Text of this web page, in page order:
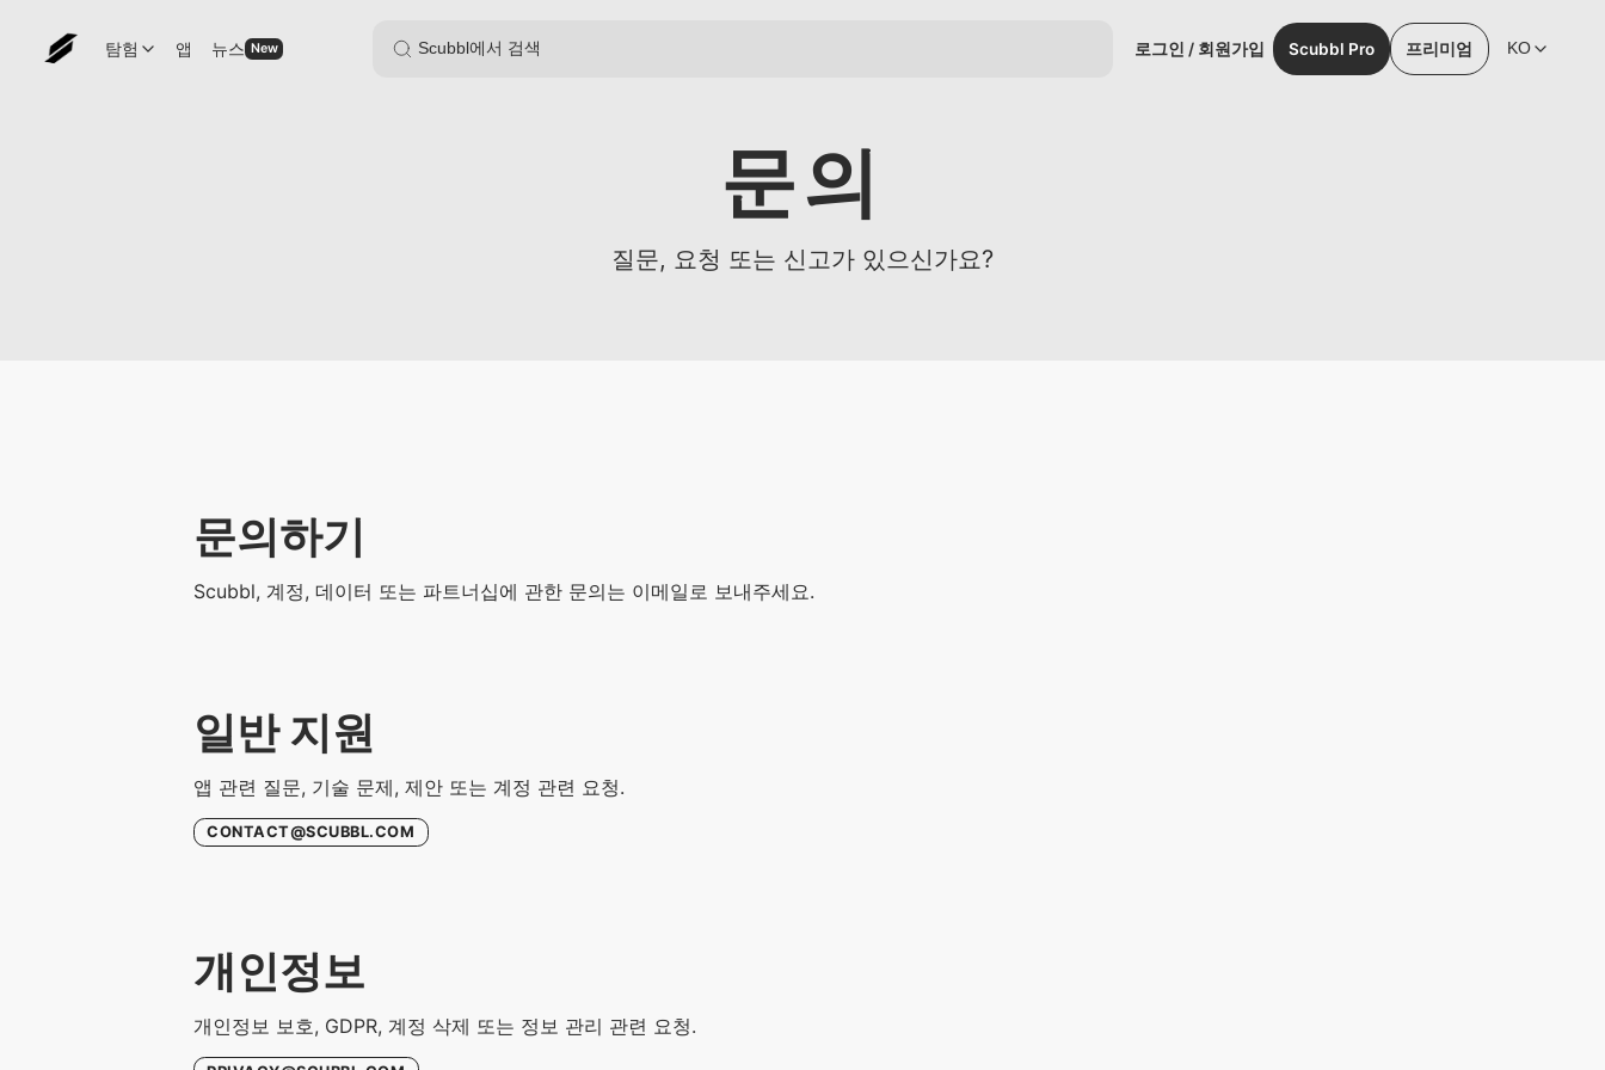
탐험 앱 뉴스 New 로그인 / 회원가입 Scubbl Pro 프리미엄 KO
문의
질문, 요청 또는 신고가 있으신가요?
문의하기
Scubbl, 계정, 데이터 또는 파트너십에 관한 문의는 이메일로 보내주세요.
일반 지원
앱 관련 질문, 기술 문제, 제안 또는 계정 관련 요청.
CONTACT@SCUBBL.COM
개인정보
개인정보 보호, GDPR, 계정 삭제 또는 정보 관리 관련 요청.